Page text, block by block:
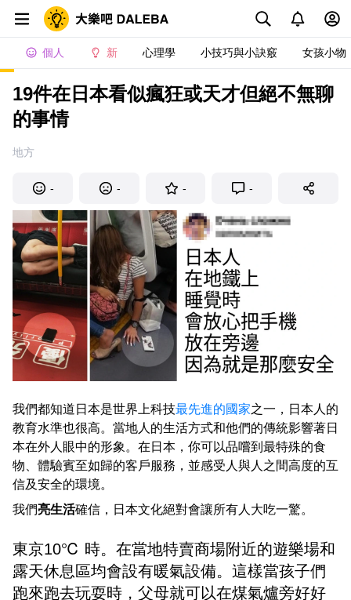
個人 新 心理學 小技巧與小訣竅 女孩小物
19件在日本看似瘋狂或天才但絕不無聊
的事情
地方
- - - -
我們都知道日本是世界上科技最先進的國家之一，日本人的
教育水準也很高。當地人的生活方式和他們的傳統影響著日
本在外人眼中的形象。在日本，你可以品嚐到最特殊的食
物、體驗賓至如歸的客戶服務，並感受人與人之間高度的互
信及安全的環境。
我們亮生活確信，日本文化絕對會讓所有人大吃一驚。
東京10℃ 時。在當地特賣商場附近的遊樂場和
露天休息區均會設有暖氣設備。這樣當孩子們
跑來跑去玩耍時，父母就可以在煤氣爐旁好好